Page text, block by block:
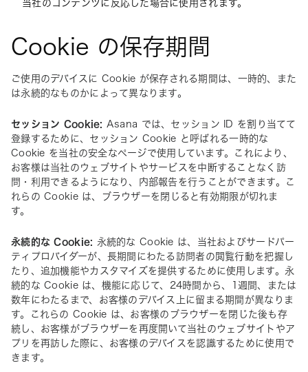
当社のコンテンツに反応した場合に使用されます。
Cookie の保存期間
ご使用のデバイスに Cookie が保存される期間は、一時的、また
は永続的なものかによって異なります。
セッション Cookie: Asana では、セッション ID を割り当てて
登録するために、セッション Cookie と呼ばれる一時的な
Cookie を当社の安全なページで使用しています。これにより、
お客様は当社のウェブサイトやサービスを中断することなく訪
問・利用できるようになり、内部報告を行うことができます。こ
れらの Cookie は、ブラウザーを閉じると有効期限が切れま
す。
永続的な Cookie: 永続的な Cookie は、当社およびサードパー
ティプロバイダーが、長期間にわたる訪問者の閲覧行動を把握し
たり、追加機能やカスタマイズを提供するために使用します。永
続的な Cookie は、機能に応じて、24時間から、1週間、または
数年にわたるまで、お客様のデバイス上に留まる期間が異なりま
す。これらの Cookie は、お客様のブラウザーを閉じた後も存
続し、お客様がブラウザーを再度開いて当社のウェブサイトやア
プリを再訪した際に、お客様のデバイスを認識するために使用で
きます。